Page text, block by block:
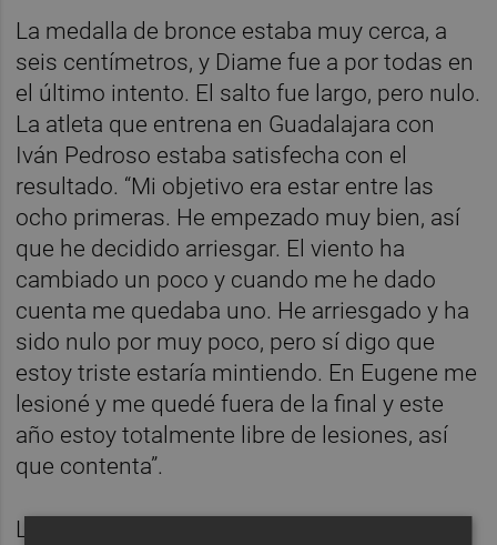
La medalla de bronce estaba muy cerca, a
seis centímetros, y Diame fue a por todas en
el último intento. El salto fue largo, pero nulo.
La atleta que entrena en Guadalajara con
Iván Pedroso estaba satisfecha con el
resultado. “Mi objetivo era estar entre las
ocho primeras. He empezado muy bien, así
que he decidido arriesgar. El viento ha
cambiado un poco y cuando me he dado
cuenta me quedaba uno. He arriesgado y ha
sido nulo por muy poco, pero sí digo que
estoy triste estaría mintiendo. En Eugene me
lesioné y me quedé fuera de la final y este
año estoy totalmente libre de lesiones, así
que contenta”.
La experiencia en las pruebas de la Diamond